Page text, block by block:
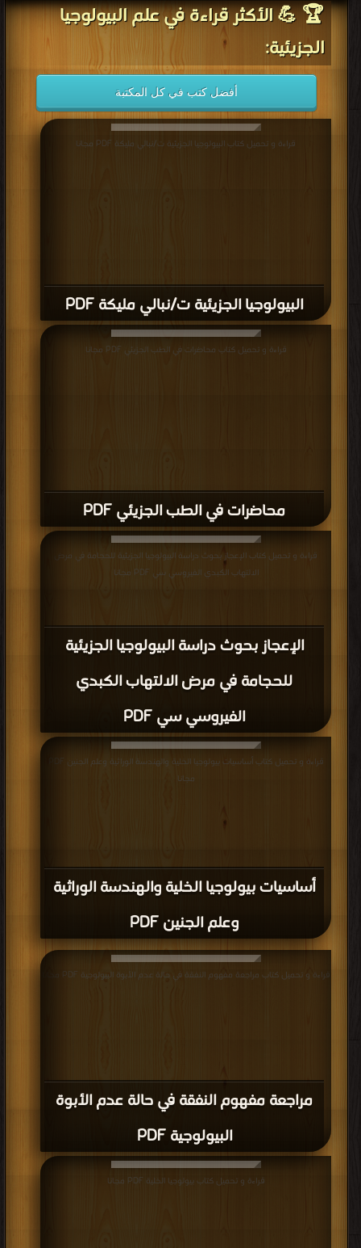
🏆 💪 الأكثر قراءة في علم البيولوجيا
الجزيئية:
أفضل كتب في كل المكتبة
البيولوجيا الجزيئية ت/نبالي مليكة PDF
قراءة و تحميل كتاب البيولوجيا الجزيئية ت/نبالي مليكة PDF مجانا
محاضرات في الطب الجزيئي PDF
قراءة و تحميل كتاب محاضرات في الطب الجزيئي PDF مجانا
الإعجاز بحوث دراسة البيولوجيا الجزيئية
للحجامة في مرض الالتهاب الكبدي
الفيروسي سي PDF
قراءة و تحميل كتاب الإعجاز بحوث دراسة البيولوجيا الجزيئية للحجامة في مرض
الالتهاب الكبدي الفيروسي سي PDF مجانا
أساسيات بيولوجيا الخلية والهندسة الوراثية
وعلم الجنين PDF
مجانا
مراجعة مفهوم النفقة في حالة عدم الأبوة
البيولوجية PDF
قراءة و تحميل كتاب مراجعة مفهوم النفقة في حالة عدم الأبوة البيولوجية PDF مجانا
قراءة و تحميل كتاب بيولوجيا الخلية PDF مجانا